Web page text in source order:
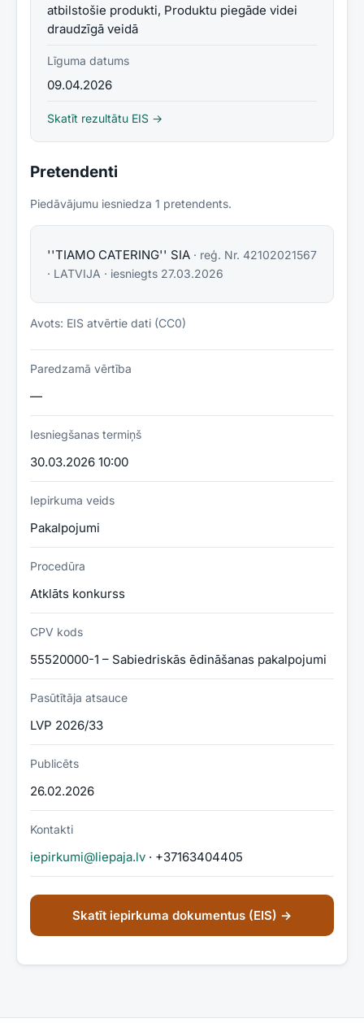
atbilstošie produkti, Produktu piegāde videi
draudzīgā veidā
Līguma datums
09.04.2026
Skatīt rezultātu EIS →
Pretendenti
Piedāvājumu iesniedza 1 pretendents.
''TIAMO CATERING'' SIA · reģ. Nr. 42102021567
· LATVIJA · iesniegts 27.03.2026
Avots: EIS atvērtie dati (CC0)
Paredzamā vērtība
—
Iesniegšanas termiņš
30.03.2026 10:00
Iepirkuma veids
Pakalpojumi
Procedūra
Atklāts konkurss
CPV kods
55520000-1 – Sabiedriskās ēdināšanas pakalpojumi
Pasūtītāja atsauce
LVP 2026/33
Publicēts
26.02.2026
Kontakti
iepirkumi@liepaja.lv · +37163404405
Skatīt iepirkuma dokumentus (EIS) →